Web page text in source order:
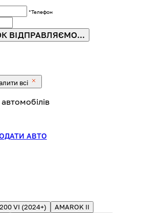
*Телефон
ВІДПРАВЛЯЄМО...
всі
АВТО
VI (2024+)
AMAROK II